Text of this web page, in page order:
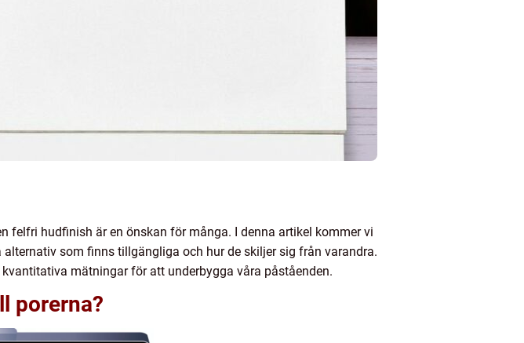
felfri hudfinish är en önskan för många. I denna artikel kommer vi
som finns tillgängliga och hur de skiljer sig från varandra.
mätningar för att underbygga våra påståenden.
porerna?